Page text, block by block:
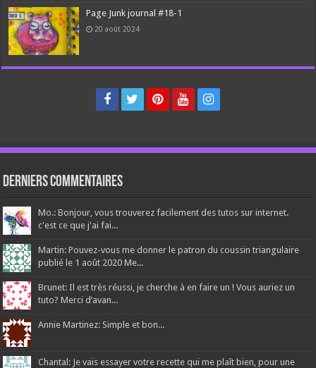
Page Junk journal #18-1
20 août 2024
Derniers Commentaires
Mo.: Bonjour, vous trouverez facilement des tutos sur internet.
c'est ce que j'ai fai...
Martin: Pouvez-vous me donner le patron du coussin triangulaire
publié le 1 août 2020 Me...
Brunet: Il est très réussi, je cherche à en faire un ! Vous auriez un
tuto? Merci d’avan...
Annie Martinez: Simple et bon...
Chantal: Je vais essayer votre recette qui me plaît bien, pour une